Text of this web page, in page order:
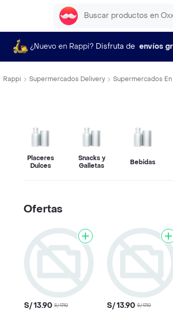
¿Nuevo en Rappi? Disfruta de envíos
Rappi Supermercados Delivery Supermercados En
Placeres
Dulces
Snacks y
Galletas
Bebidas
Ofertas
S/ 13.90 S/ 17.10 S/ 13.90 S/ 17.10